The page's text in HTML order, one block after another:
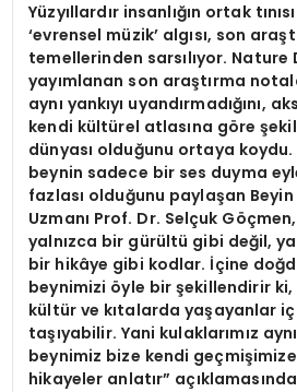
Yüzyıllardır insanlığın ortak
‘evrensel müzik’ algısı, son
temellerinden sarsılıyor. Nature
yayımlanan son araştırma
aynı yankıyı uyandırmadığını,
kendi kültürel atlasına göre
dünyası olduğunu ortaya
beynin sadece bir ses duyma
fazlası olduğunu paylaşan
Uzmanı Prof. Dr. Selçuk
yalnızca bir gürültü gibi değil,
bir hikâye gibi kodlar. İçine
beynimizi öyle bir şekillendirir ki,
kültür ve kıtalarda yaşayanlar
taşıyabilir. Yani kulaklarımız
beynimiz bize kendi
hikayeler anlatır”